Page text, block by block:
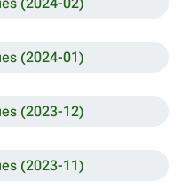
(2024-01)
(2023-12)
(2023-11)